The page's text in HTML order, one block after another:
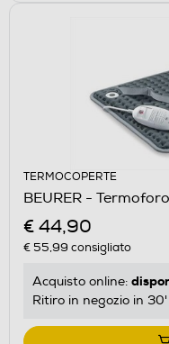
TERMOCOPERTE
BEURER -
€ 44,90
€ 55,99 consigliato
Acquisto online:
Ritiro in negozio in